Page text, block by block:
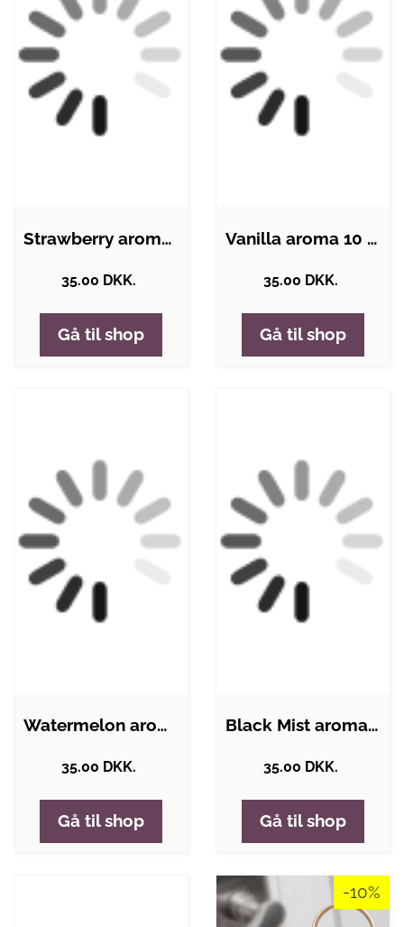
Strawberry aroma fra Hangsen 10 ML
35.00 DKK.
Gå til shop
Vanilla aroma 10 ML fra Hangsen
35.00 DKK.
Gå til shop
Watermelon aroma fra Hangsen
35.00 DKK.
Gå til shop
Black Mist aroma væske fra hygg - 10 ml
35.00 DKK.
Gå til shop
-10%